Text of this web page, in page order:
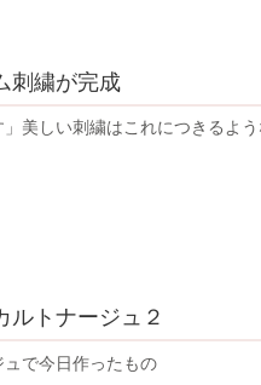
刺繍が完成
美しい刺繍はこれにつきるよう
ルトナージュ２
で今日作ったもの